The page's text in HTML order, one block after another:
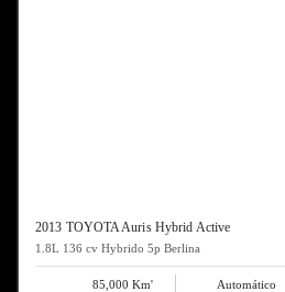
2013 TOYOTA Auris Hybrid Active
1.8L 136 cv Hybrido 5p Berlina
85,000 Km' Automático